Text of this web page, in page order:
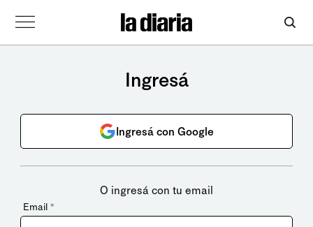
Ingresá
Ingresá con Google
O ingresá con tu email
Email *